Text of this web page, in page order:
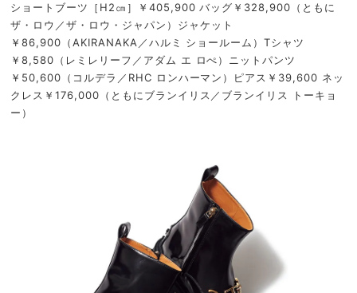
ショートブーツ［H2㎝］￥405,900 バッグ￥328,900（ともに
ザ・ロウ／ザ・ロウ・ジャパン）ジャケット
￥86,900（AKIRANAKA／ハルミ ショールーム）Tシャツ
￥8,580（レミレリーフ／アダム エ ロぺ）ニットパンツ
￥50,600（コルデラ／RHC ロンハーマン）ピアス￥39,600 ネッ
クレス￥176,000（ともにブランイリス／ブランイリス トーキョ
ー）